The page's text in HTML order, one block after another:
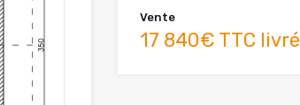
Vente
17 840€ TTC livré